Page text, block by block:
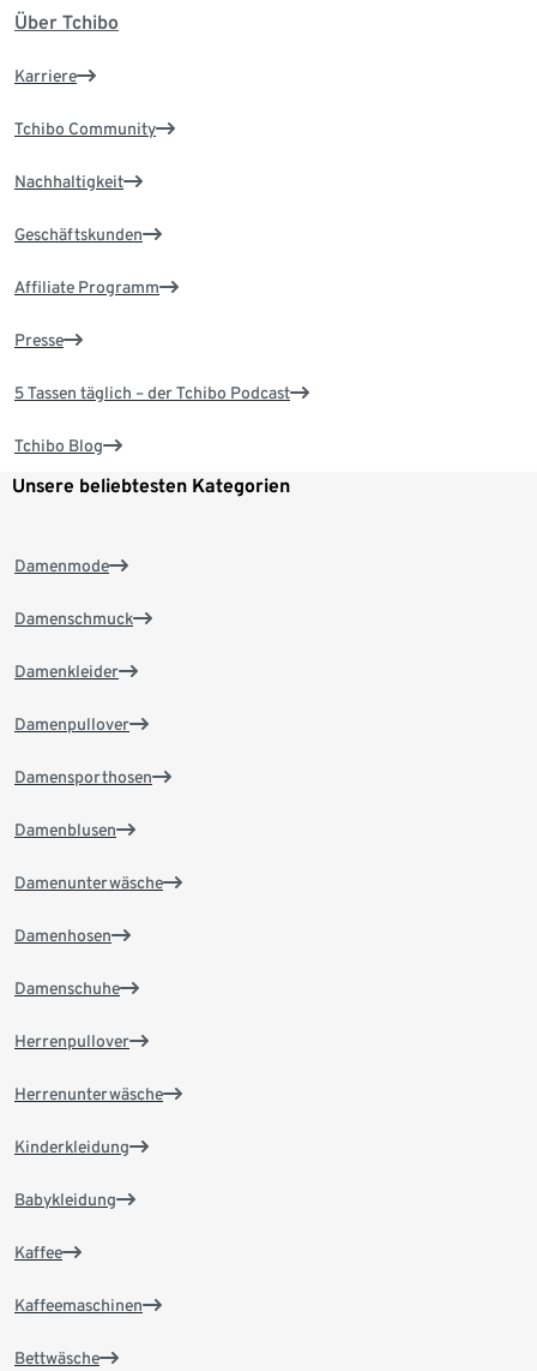
Über Tchibo
Karriere
Tchibo Community
Nachhaltigkeit
Geschäftskunden
Affiliate Programm
Presse
5 Tassen täglich – der Tchibo Podcast
Tchibo Blog
Unsere beliebtesten Kategorien
Damenmode
Damenschmuck
Damenkleider
Damenpullover
Damensporthosen
Damenblusen
Damenunterwäsche
Damenhosen
Damenschuhe
Herrenpullover
Herrenunterwäsche
Kinderkleidung
Babykleidung
Kaffee
Kaffeemaschinen
Bettwäsche